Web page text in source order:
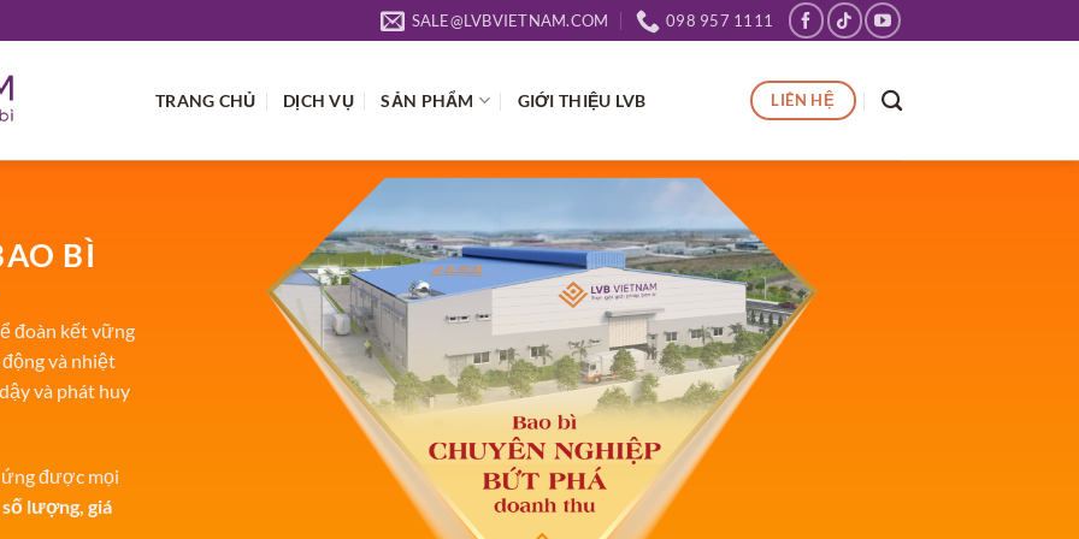
SALE@LVBVIETNAM.COM 098 957 1111
TRANG CHỦ DỊCH VỤ SẢN PHẨM GIỚI THIỆU LVB LIÊN HỆ
BÌ
đoàn kết vững
và nhiệt
và phát huy
ứng được mọi
lượng, giá